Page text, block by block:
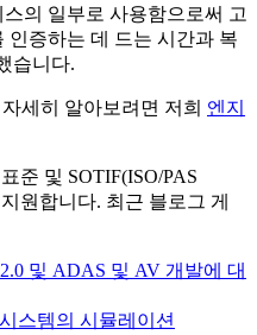
의 일부로 사용함으로써 고
인증하는 데 드는 시간과 복
습니다.
세히 알아보려면 저희 엔지
준 및 SOTIF(ISO/PAS
원합니다. 최근 블로그 게
및 ADAS 및 AV 개발에 대
스템의 시뮬레이션